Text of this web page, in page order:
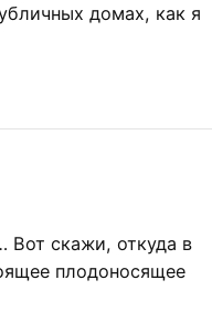
домах, как я
Вот скажи, откуда в
плодоносящее